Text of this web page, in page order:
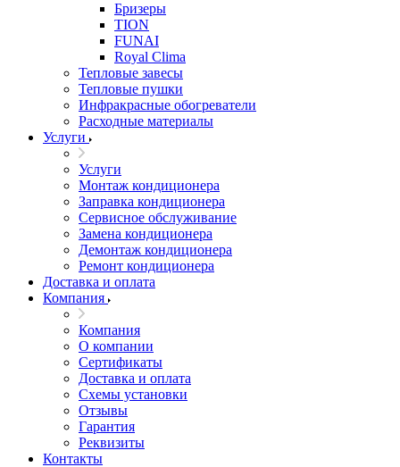
Бризеры
TION
FUNAI
Royal Clima
Тепловые завесы
Тепловые пушки
Инфракрасные обогреватели
Расходные материалы
Услуги
Услуги
Монтаж кондиционера
Заправка кондиционера
Сервисное обслуживание
Замена кондиционера
Демонтаж кондиционера
Ремонт кондиционера
Доставка и оплата
Компания
Компания
О компании
Сертификаты
Доставка и оплата
Схемы установки
Отзывы
Гарантия
Реквизиты
Контакты